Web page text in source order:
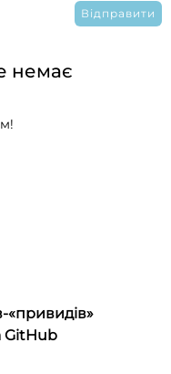
немає
«привидів»